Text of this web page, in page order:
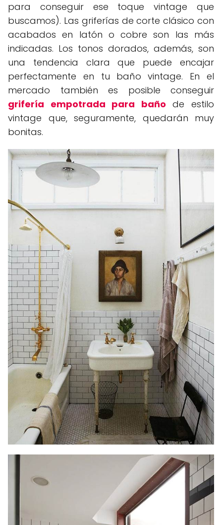
para conseguir ese toque vintage que
buscamos). Las griferías de corte clásico con
acabados en latón o cobre son las más
indicadas. Los tonos dorados, además, son
una tendencia clara que puede encajar
perfectamente en tu baño vintage. En el
mercado también es posible conseguir
grifería empotrada para baño de estilo
vintage que, seguramente, quedarán muy
bonitas.